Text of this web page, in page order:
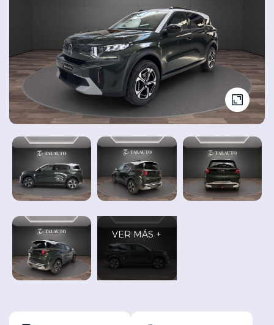
Vehículos
nuevos
Seminuevos
y
Ocasión
Cita
Taller
VER MÁS +